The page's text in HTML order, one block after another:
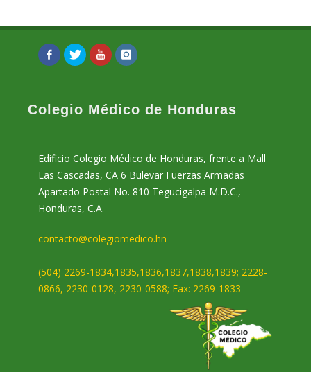
Colegio Médico de Honduras
Edificio Colegio Médico de Honduras, frente a Mall
Las Cascadas, CA 6 Bulevar Fuerzas Armadas
Apartado Postal No. 810 Tegucigalpa M.D.C.,
Honduras, C.A.
contacto@colegiomedico.hn
(504) 2269-1834,1835,1836,1837,1838,1839; 2228-
0866, 2230-0128, 2230-0588; Fax: 2269-1833